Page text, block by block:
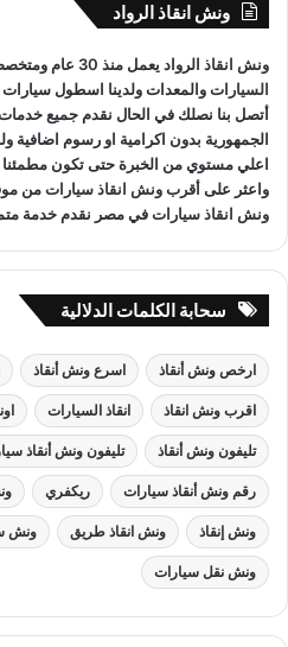
فريق سائقين و وناشين قادرين على
سحب سياراتأورفع سيارات أو
حادث
ونش انقاذ سيارات الرواد نحن
خدمةانقاذ السيارات سهل على
ونش انقاذ الرواد
ونش انقاذ الرواد يعمل منذ 30 عام ومتخصصون في
السيارات
أتصل بنا نصلك في الحال نقدم جميع
الجمهورية بدون اكرامية او رسوم اضافية
اعلي مستوي من الخبرة حتى تكون مطمئنا
واعثر علىأقرب ونش انقاذ سياراتمن
ونش انقاذ سياراتفي مصر نقدم خدمة
سحابة الكلمات الدلالية
ارخص ونش أنقاذ اسرع ونش أنقاذ
اقرب ونش انقاذ انقاذ السيارات
تليفون ونش أنقاذ تليفون ونش أنقاذ
رقم ونش أنقاذ سيارات ريكفري
ونش إنقاذ ونش انقاذ طريق ونش
ونش نقل سيارات